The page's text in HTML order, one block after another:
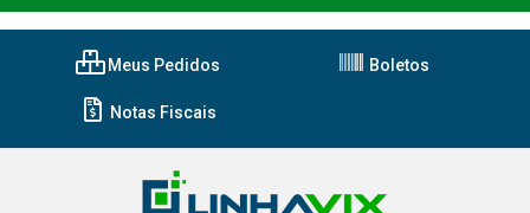
Meus Pedidos Boletos
Notas Fiscais